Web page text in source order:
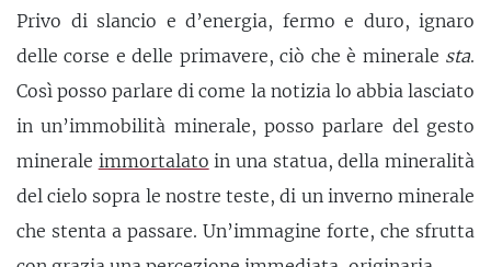
Privo di slancio e d’energia, fermo e duro, ignaro
delle corse e delle primavere, ciò che è minerale sta.
Così posso parlare di come la notizia lo abbia lasciato
in un’immobilità minerale, posso parlare del gesto
minerale immortalato in una statua, della mineralità
del cielo sopra le nostre teste, di un inverno minerale
che stenta a passare. Un’immagine forte, che sfrutta